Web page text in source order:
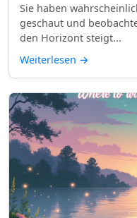
Sie haben
geschaut und
den Horizont steigt...
Weiterlesen →